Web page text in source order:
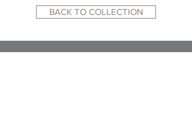
BACK TO COLLECTION